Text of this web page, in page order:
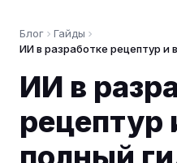
Блог
Гайды
ИИ в разработке рецептур и
ИИ в
рецептур